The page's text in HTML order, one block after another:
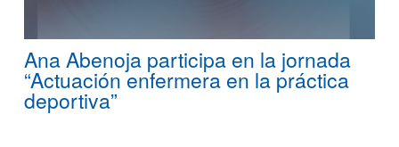
Ana Abenoja participa en la jornada
“Actuación enfermera en la práctica
deportiva”